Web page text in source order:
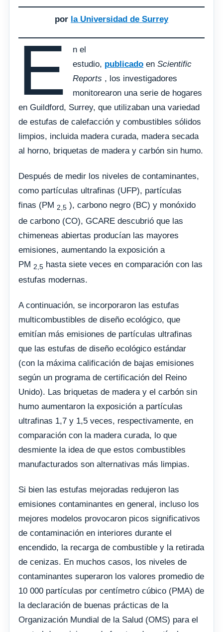
por la Universidad de Surrey
E
n el
estudio, publicado enScientific
Reports , los investigadores
monitorearon una serie de hogares
en Guildford, Surrey, que utilizaban una variedad
de estufas de calefacción y combustibles sólidos
limpios, incluida madera curada, madera secada
al horno, briquetas de madera y carbón sin humo.
Después de medir los niveles de contaminantes,
como partículas ultrafinas (UFP), partículas
finas (PM 2,5 ), carbono negro (BC) y monóxido
de carbono (CO), GCARE descubrió que las
chimeneas abiertas producían las mayores
emisiones, aumentando la exposición a
PM 2,5 hasta siete veces en comparación con las
estufas modernas.
A continuación, se incorporaron las estufas
multicombustibles de diseño ecológico, que
emitían más emisiones de partículas ultrafinas
que las estufas de diseño ecológico estándar
(con la máxima calificación de bajas emisiones
según un programa de certificación del Reino
Unido). Las briquetas de madera y el carbón sin
humo aumentaron la exposición a partículas
ultrafinas 1,7 y 1,5 veces, respectivamente, en
comparación con la madera curada, lo que
desmiente la idea de que estos combustibles
manufacturados son alternativas más limpias.
Si bien las estufas mejoradas redujeron las
emisiones contaminantes en general, incluso los
mejores modelos provocaron picos significativos
de contaminación en interiores durante el
encendido, la recarga de combustible y la retirada
de cenizas. En muchos casos, los niveles de
contaminantes superaron los valores promedio de
10 000 partículas por centímetro cúbico (PMA) de
la declaración de buenas prácticas de la
Organización Mundial de la Salud (OMS) para el